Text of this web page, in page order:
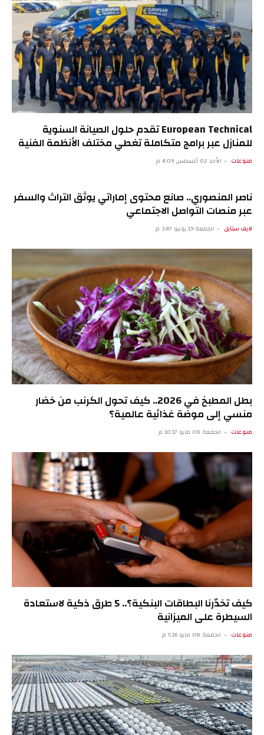
European Technical تقدم حلول الصيانة السنوية
للمنازل عبر برامج متكاملة تغطي مختلف الأنظمة الفنية
منوعات الأحد 02 أغسطس 4:09 م
ناصر المنصوري.. صانع محتوى إماراتي يوثق التراث والسفر
عبر منصات التواصل الاجتماعي
لايف ستايل الجمعة 19 يونيو 3:47 م
بطل المطبخ في 2026.. كيف تحول الكرنب من خضار
منسي إلى موضة غذائية عالمية؟
منوعات الجمعة 08 مايو 10:17 م
كيف تخدّرنا البطاقات البنكية؟.. 5 طرق ذكية لاستعادة
السيطرة على الميزانية
منوعات الجمعة 08 مايو 5:16 م